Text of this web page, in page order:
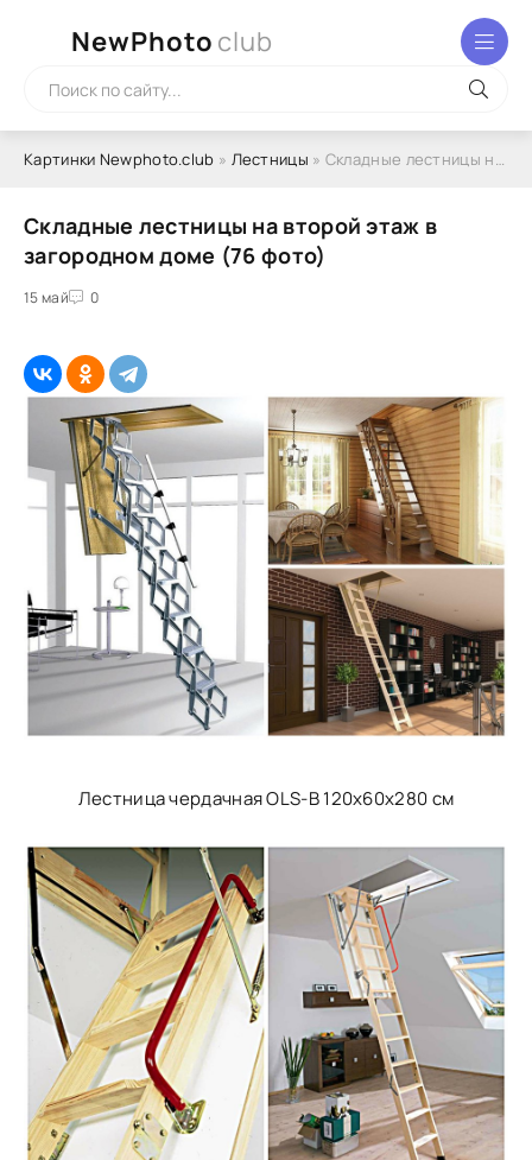
NewPhoto club
Картинки Newphoto.club » Лестницы » Складные лестницы на второй этаж в загородном доме (76 фото)
Складные лестницы на второй этаж в
загородном доме (76 фото)
15 май 0
Лестница чердачная OLS-B 120х60x280 см